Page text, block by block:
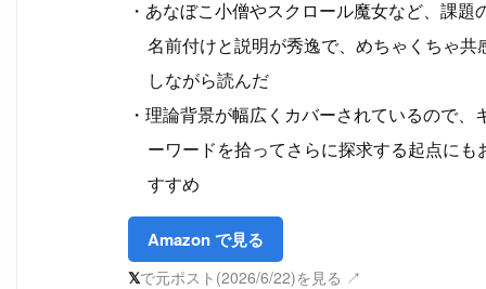
あなぼこ小僧やスクロール魔女など、課題
名前付けと説明が秀逸で、めちゃくちゃ共
しながら読んだ
理論背景が幅広くカバーされているので、
ーワードを拾ってさらに探求する起点にも
すすめ
Amazon で見る
𝕏で元ポスト(2026/6/22)を見る ↗